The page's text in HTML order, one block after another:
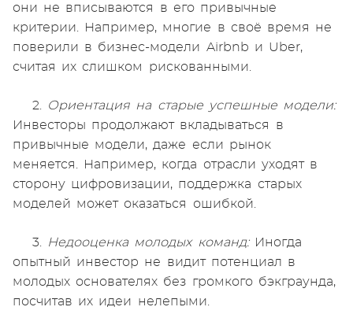
они не вписываются в его привычные
критерии. Например, многие в своё время не
поверили в бизнес-модели Airbnb и Uber,
считая их слишком рискованными.
2.
Ориентация на старые успешные модели:
Инвесторы продолжают вкладываться в
привычные модели, даже если рынок
меняется. Например, когда отрасли уходят в
сторону цифровизации, поддержка старых
моделей может оказаться ошибкой.
3. Недооценка молодых команд:Иногда
опытный инвестор не видит потенциал в
молодых основателях без громкого бэкграунда,
посчитав их идеи нелепыми.